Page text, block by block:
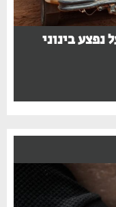
בינוני